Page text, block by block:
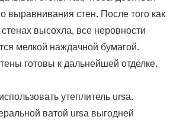
выравнивания стен. После того как
высохла, все неровности
мелкой наждачной бумагой.
готовы к дальнейшей отделке.
утеплитель ursa.
ватой ursa выгодней